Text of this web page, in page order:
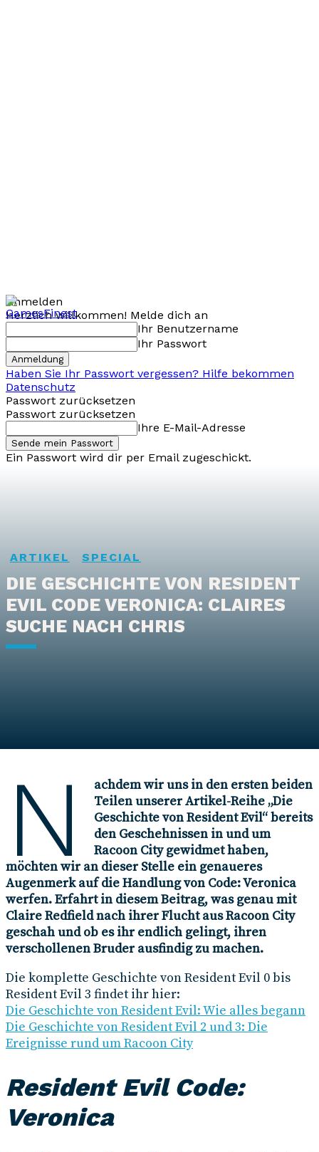
Anmelden
Herzlich willkommen! Melde dich an
Ihr Benutzername
Ihr Passwort
Haben Sie Ihr Passwort vergessen? Hilfe bekommen
Datenschutz
Passwort zurücksetzen
Passwort zurücksetzen
Ihre E-Mail-Adresse
Ein Passwort wird dir per Email zugeschickt.
ARTIKEL SPECIAL
DIE GESCHICHTE VON RESIDENT
EVIL CODE VERONICA: CLAIRES
SUCHE NACH CHRIS
N
achdem wir uns in den ersten beiden
Teilen unserer Artikel-Reihe „Die
Geschichte von Resident Evil“ bereits
den Geschehnissen in und um
Racoon City gewidmet haben,
möchten wir an dieser Stelle ein genaueres
Augenmerk auf die Handlung von Code: Veronica
werfen. Erfahrt in diesem Beitrag, was genau mit
Claire Redfield nach ihrer Flucht aus Racoon City
geschah und ob es ihr endlich gelingt, ihren
verschollenen Bruder ausfindig zu machen.
Die komplette Geschichte von Resident Evil 0 bis
Resident Evil 3 findet ihr hier:
Die Geschichte von Resident Evil: Wie alles begann
Die Geschichte von Resident Evil 2 und 3: Die
Ereignisse rund um Racoon City
Resident Evil Code:
Veronica